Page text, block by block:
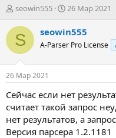
А
т
о
т
е
м
ы
seowin555
Д
т
н
а
л
26 Мар 2021
S seowin555
A-Parser Pro License
26 Мар 2021
Сейчас если нет
считает такой запрос
нет результатов, а
Версия парсера 1.2.1181